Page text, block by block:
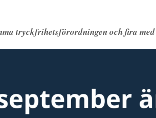
tryckfrihetsförordningen och fira